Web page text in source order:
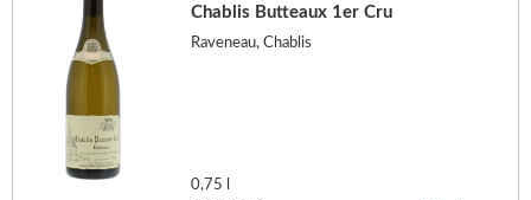
Chablis Butteaux 1er Cru
Raveneau, Chablis
0,75 l